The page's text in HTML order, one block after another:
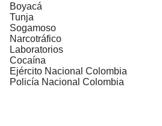
Boyacá
Tunja
Sogamoso
Narcotráfico
Laboratorios
Cocaína
Ejército Nacional Colombia
Policía Nacional Colombia